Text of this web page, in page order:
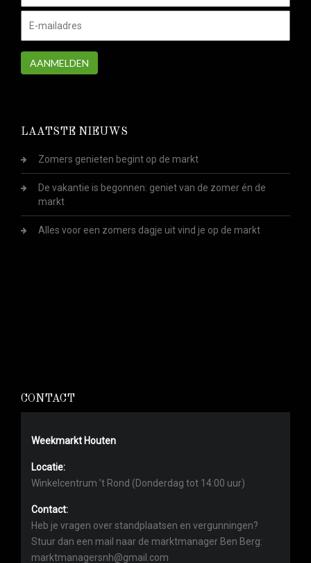
AANMELDEN
LAATSTE NIEUWS
Zomers genieten begint op de markt
De vakantie is begonnen: geniet van de zomer én de
markt
Alles voor een zomers dagje uit vind je op de markt
CONTACT
Weekmarkt Houten
Locatie:
Winkelcentrum ’t Rond (Donderdag tot 14:00 uur)
Contact:
Heb je vragen over standplaatsen en vergunningen?
Stuur dan een mail naar de marktmanager Ben Berg:
marktmanagersnh@gmail.com